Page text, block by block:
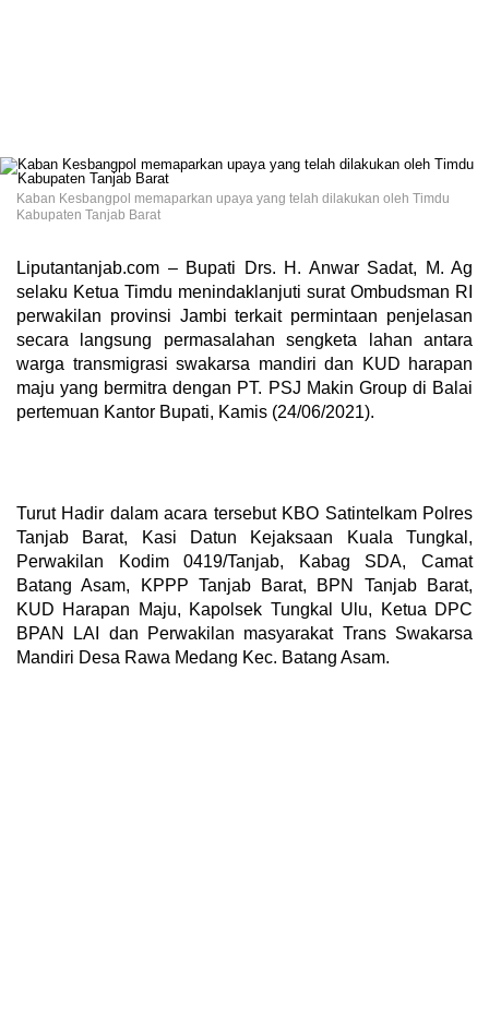
Kaban Kesbangpol memaparkan upaya yang telah dilakukan oleh Timdu
Kabupaten Tanjab Barat
Liputantanjab.com – Bupati Drs. H. Anwar Sadat, M. Ag
selaku Ketua Timdu menindaklanjuti surat Ombudsman RI
perwakilan provinsi Jambi terkait permintaan penjelasan
secara langsung permasalahan sengketa lahan antara
warga transmigrasi swakarsa mandiri dan KUD harapan
maju yang bermitra dengan PT. PSJ Makin Group di Balai
pertemuan Kantor Bupati, Kamis (24/06/2021).
Turut Hadir dalam acara tersebut KBO Satintelkam Polres
Tanjab Barat, Kasi Datun Kejaksaan Kuala Tungkal,
Perwakilan Kodim 0419/Tanjab, Kabag SDA, Camat
Batang Asam, KPPP Tanjab Barat, BPN Tanjab Barat,
KUD Harapan Maju, Kapolsek Tungkal Ulu, Ketua DPC
BPAN LAI dan Perwakilan masyarakat Trans Swakarsa
Mandiri Desa Rawa Medang Kec. Batang Asam.